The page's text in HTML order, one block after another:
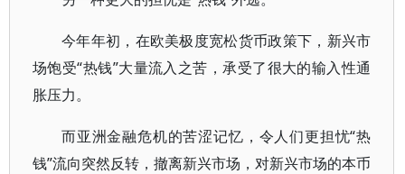
今年年初，在欧美极度宽松货币政策下，新兴市
场饱受“热钱”大量流入之苦，承受了很大的输入性通
胀压力。
而亚洲金融危机的苦涩记忆，令人们更担忧“热
钱”流向突然反转，撤离新兴市场，对新兴市场的本币